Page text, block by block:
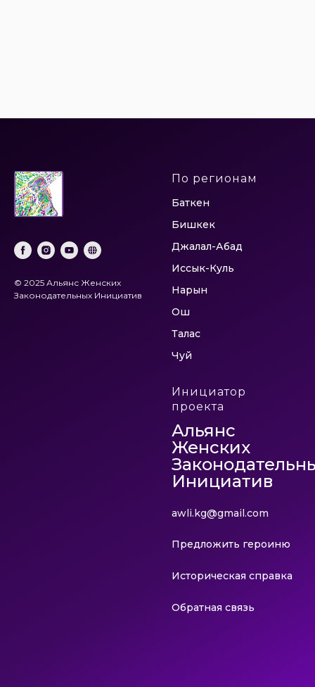
© 2025 Альянс Женских
Законодательных Инициатив
По регионам
Баткен
Бишкек
Джалал-Абад
Иссык-Куль
Нарын
Ош
Талас
Чуй
Инициатор
проекта
Альянс
Женских
Инициатив
awli.kg@gmail.com
Предложить героиню
Историческая справка
Обратная связь